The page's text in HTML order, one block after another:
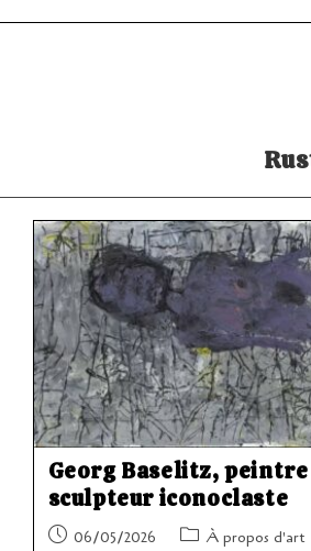
to
Georg Baselitz,
sculpteur iconoclaste
Publication
06/05/2026
PostÀ propos d'art